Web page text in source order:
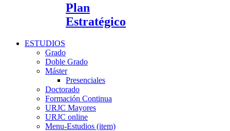
Plan
Estratégico
ESTUDIOS
Grado
Doble Grado
Máster
Presenciales
Doctorado
Formación Continua
URJC Mayores
URJC online
Menu-Estudios (item)